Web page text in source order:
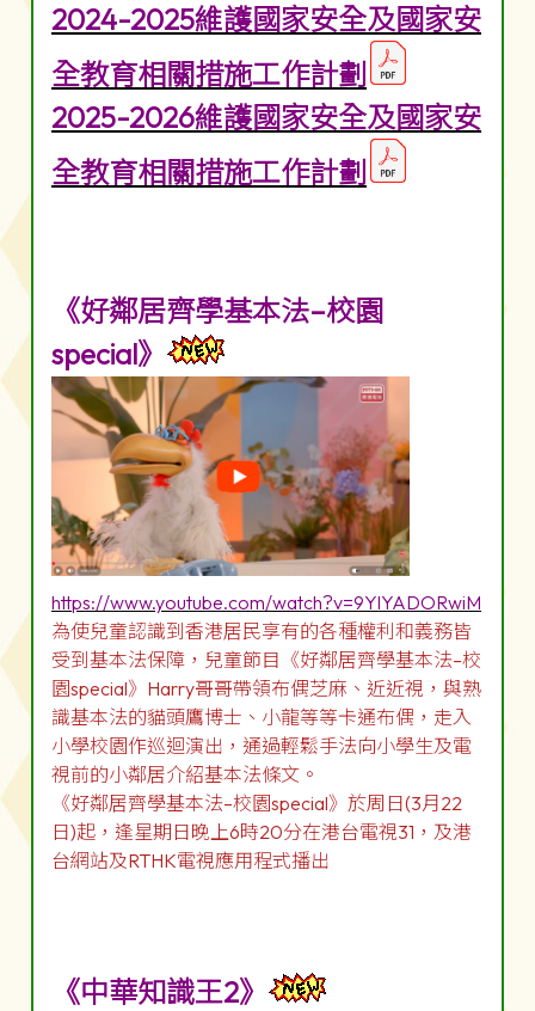
2024-2025維護國家安全及國家安
全教育相關措施工作計劃
2025-2026維護國家安全及國家安
全教育相關措施工作計劃
《好鄰居齊學基本法–校園
special》
https://www.youtube.com/watch?v=9YlYADORwiM
為使兒童認識到香港居民享有的各種權利和義務皆
受到基本法保障，兒童節目《好鄰居齊學基本法–校
園special》Harry哥哥帶領布偶芝麻、近近視，與熟
識基本法的貓頭鷹博士、小龍等等卡通布偶，走入
小學校園作巡迴演出，通過輕鬆手法向小學生及電
視前的小鄰居介紹基本法條文。
《好鄰居齊學基本法–校園special》於周日(3月22
日)起，逢星期日晚上6時20分在港台電視31，及港
台網站及RTHK電視應用程式播出
《中華知識王2》